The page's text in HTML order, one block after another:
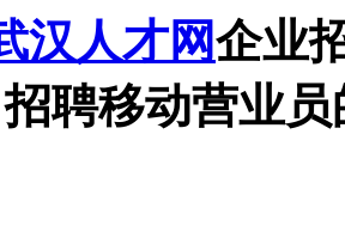
汉人才网企业
聘移动营业